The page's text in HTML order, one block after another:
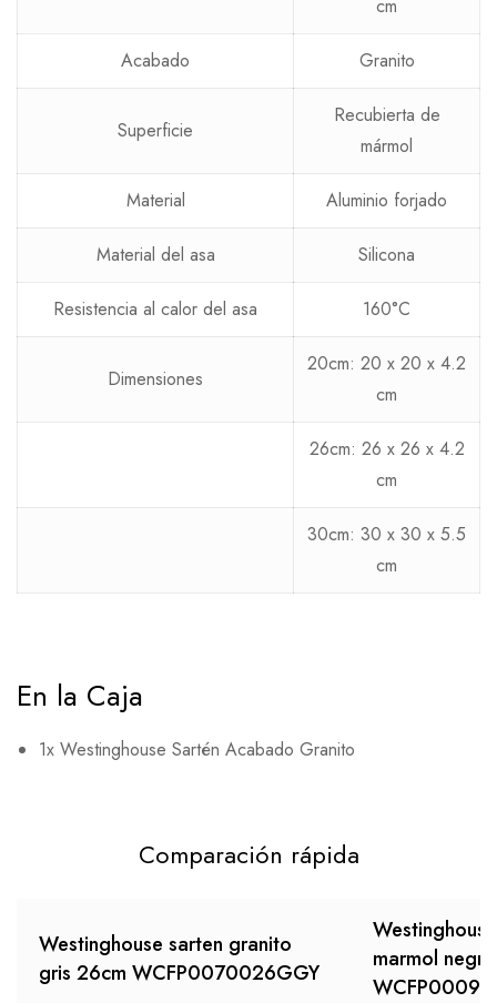
cm
Acabado Granito
Superficie
Recubierta de
mármol
Material Aluminio forjado
Material del asa Silicona
Resistencia al calor del asa 160°C
Dimensiones
20cm: 20 x 20 x 4.2
cm
26cm: ‎26 x 26 x 4.2
cm
30cm: 30 x 30 x 5.5
cm
En la Caja
1x Westinghouse Sartén Acabado Granito
Comparación rápida
Westinghouse sarten granito
gris 26cm WCFP0070026GGY
marmol